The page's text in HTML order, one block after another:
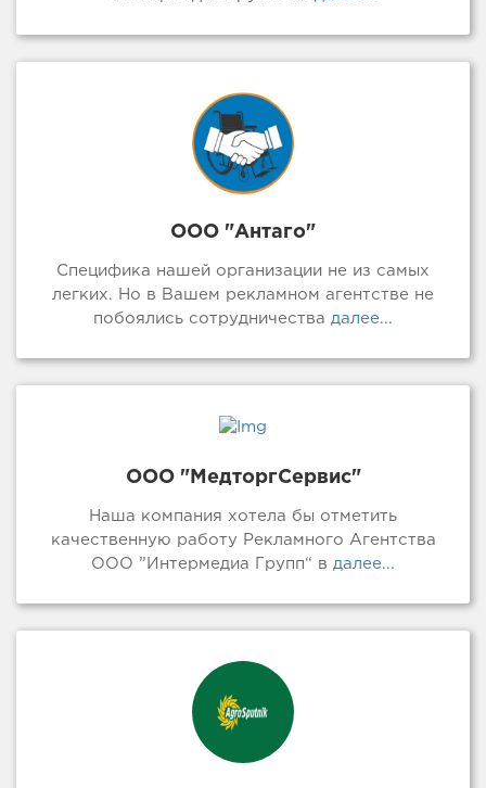
ООО "Антаго"
Специфика нашей организации не из самых
легких. Но в Вашем рекламном агентстве не
побоялись сотрудничества далее...
ООО "МедторгСервис"
Наша компания хотела бы отметить
качественную работу Рекламного Агентства
ООО ”Интермедиа Групп“ в далее...